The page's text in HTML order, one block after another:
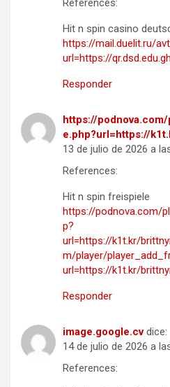
References:
Hit n spin casino
https://mail.duelit.ru/
url=https://
Responder
https://
e.php?url=https://
13 de julio de 2026 a
References:
Hit n spin freispiele
https://podnova.com/
p?
url=https://k1t.kr/
m/player/
url=https://k1t.kr/
Responder
image.google.cv dice:
14 de julio de 2026 a
References: